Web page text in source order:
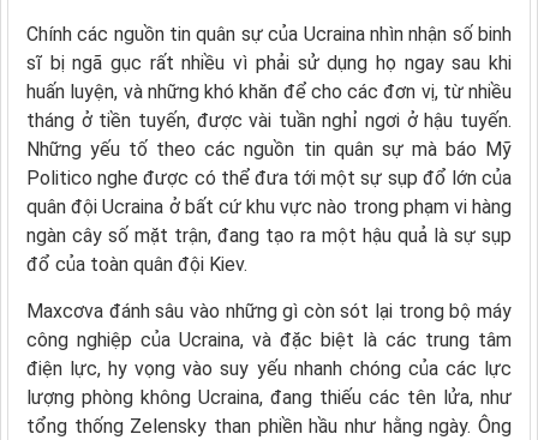
Chính các nguồn tin quân sự của Ucraina nhìn nhận số binh
sĩ bị ngã gục rất nhiều vì phải sử dụng họ ngay sau khi
huấn luyện, và những khó khăn để cho các đơn vị, từ nhiều
tháng ở tiền tuyến, được vài tuần nghỉ ngơi ở hậu tuyến.
Những yếu tố theo các nguồn tin quân sự mà báo Mỹ
Politico nghe được có thể đưa tới một sự sụp đổ lớn của
quân đội Ucraina ở bất cứ khu vực nào trong phạm vi hàng
ngàn cây số mặt trận, đang tạo ra một hậu quả là sự sụp
đổ của toàn quân đội Kiev.
Maxcơva đánh sâu vào những gì còn sót lại trong bộ máy
công nghiệp của Ucraina, và đặc biệt là các trung tâm
điện lực, hy vọng vào suy yếu nhanh chóng của các lực
lượng phòng không Ucraina, đang thiếu các tên lửa, như
tổng thống Zelensky than phiền hầu như hằng ngày. Ông